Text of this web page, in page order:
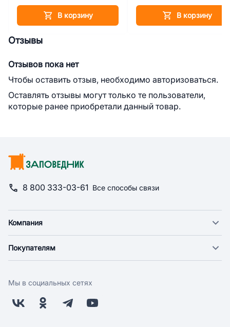
В корзину В корзину
Отзывы
Отзывов пока нет
Чтобы оставить отзыв, необходимо авторизоваться.
Оставлять отзывы могут только те пользователи,
которые ранее приобретали данный товар.
8 800 333-03-61 Все способы связи
Компания
Новости
Поставщикам
Заводчикам
Покупателям
Оплата
Бонусная программа
Мы в социальных сетях